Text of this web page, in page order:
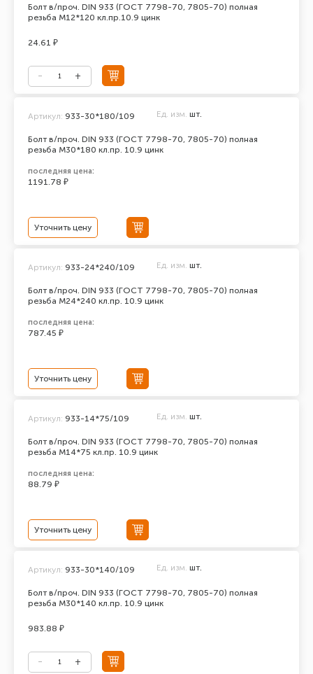
Болт в/проч. DIN 933 (ГОСТ 7798-70, 7805-70) полная
резьба М12*120 кл.пр.10.9 цинк
24.61 ₽
Болт в/проч. DIN 933 (ГОСТ 7798-70, 7805-70) полная
резьба М30*180 кл.пр. 10.9 цинк
Артикул: 933-30*180/109 Ед. изм. шт.
последняя цена:
1191.78 ₽
Уточнить цену
Болт в/проч. DIN 933 (ГОСТ 7798-70, 7805-70) полная
резьба М24*240 кл.пр. 10.9 цинк
Артикул: 933-24*240/109 Ед. изм. шт.
последняя цена:
787.45 ₽
Уточнить цену
Болт в/проч. DIN 933 (ГОСТ 7798-70, 7805-70) полная
резьба М14*75 кл.пр. 10.9 цинк
Артикул: 933-14*75/109 Ед. изм. шт.
последняя цена:
88.79 ₽
Уточнить цену
Болт в/проч. DIN 933 (ГОСТ 7798-70, 7805-70) полная
резьба М30*140 кл.пр. 10.9 цинк
Артикул: 933-30*140/109 Ед. изм. шт.
983.88 ₽